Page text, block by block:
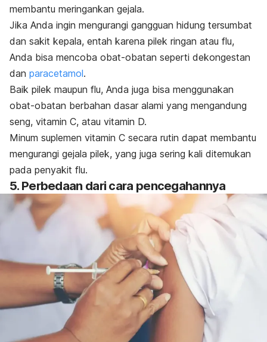
membantu meringankan gejala.
Jika Anda ingin mengurangi gangguan hidung tersumbat
dan sakit kepala, entah karena pilek ringan atau flu,
Anda bisa mencoba obat-obatan seperti dekongestan
dan paracetamol.
Baik pilek maupun flu, Anda juga bisa menggunakan
obat-obatan berbahan dasar alami yang mengandung
seng, vitamin C, atau vitamin D.
Minum suplemen vitamin C secara rutin dapat membantu
mengurangi gejala pilek, yang juga sering kali ditemukan
pada penyakit flu.
5. Perbedaan dari cara pencegahannya